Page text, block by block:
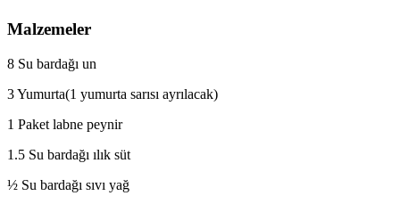
Malzemeler
8 Su bardağı un
3 Yumurta(1 yumurta sarısı ayrılacak)
1 Paket labne peynir
1.5 Su bardağı ılık süt
½ Su bardağı sıvı yağ